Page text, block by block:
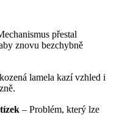
přestal
znovu bezchybně
lamela kazí vzhled i
– Problém, který lze